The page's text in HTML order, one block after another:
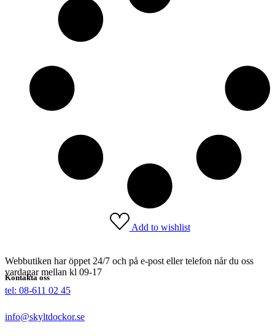
Add to wishlist
Webbutiken har öppet 24/7 och på e-post eller telefon når du oss
vardagar mellan kl 09-17
Kontakta oss
tel: 08-611 02 45
info@skyltdockor.se